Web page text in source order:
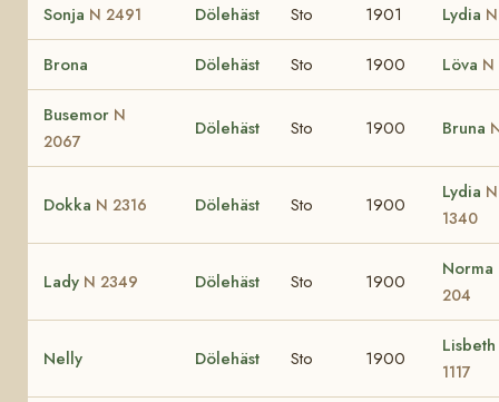
Sonja N 2491 Dölehäst Sto 1901 Lydia
Brona Dölehäst Sto 1900 Löva N
Busemor N
2067
Dölehäst Sto 1900 Bruna
Dokka N 2316 Dölehäst Sto 1900
Lydia N
1340
Lady N 2349 Dölehäst Sto 1900
Norma
204
Nelly Dölehäst Sto 1900
Lisbeth
1117